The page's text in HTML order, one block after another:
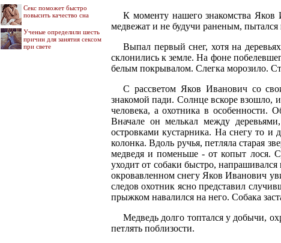
Секс поможет быстро
повысить качество сна
Ученые определили шесть
причин для занятия сексом
при свете
К моменту нашего знакомства Яков
медвежат и не будучи раненым, пытался
Выпал первый снег, хотя на
склонились к земле. На фоне
белым покрывалом. Слегка морозило.
С рассветом Яков Иванович со
знакомой пади. Солнце вскоре взошло,
человека, а охотника в особенности.
Вначале он мелькал между
островками кустарника. На снегу то и
колонка. Вдоль ручья, петляла старая
медведя и поменьше - от копыт лося.
уходит от собаки быстро,
окровавленном снегу Яков Иванович
следов охотник ясно представил
прыжком навалился на него. Собака
Медведь долго топтался у добычи,
петлять поблизости.